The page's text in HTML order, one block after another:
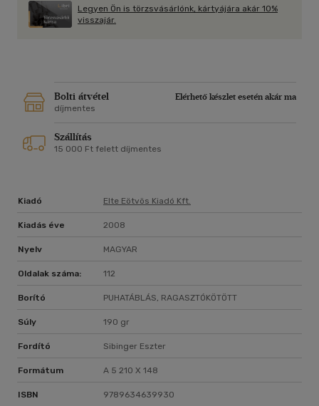
Legyen Ön is törzsvásárlónk, kártyájára akár 10%
visszajár.
Bolti átvétel
Elérhető készlet esetén akár ma
díjmentes
Szállítás
15 000 Ft felett díjmentes
Kiadó Elte Eötvös Kiadó Kft.
Kiadás éve 2008
Nyelv MAGYAR
Oldalak száma: 112
Borító PUHATÁBLÁS, RAGASZTÓKÖTÖTT
Súly 190 gr
Fordító Sibinger Eszter
Formátum A 5 210 X 148
ISBN 9789634639930